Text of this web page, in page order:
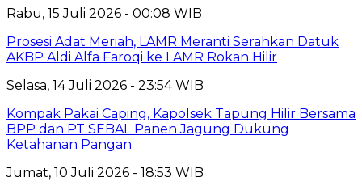
Rabu, 15 Juli 2026 - 00:08 WIB
Prosesi Adat Meriah, LAMR Meranti Serahkan Datuk
AKBP Aldi Alfa Faroqi ke LAMR Rokan Hilir
Selasa, 14 Juli 2026 - 23:54 WIB
Kompak Pakai Caping, Kapolsek Tapung Hilir Bersama
BPP dan PT SEBAL Panen Jagung Dukung
Ketahanan Pangan
Jumat, 10 Juli 2026 - 18:53 WIB